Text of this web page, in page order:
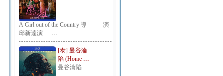
A Girl out of the Country 導 演：
邱新達演 …
[泰] 曼谷淪
陷 (Home …
曼谷淪陷